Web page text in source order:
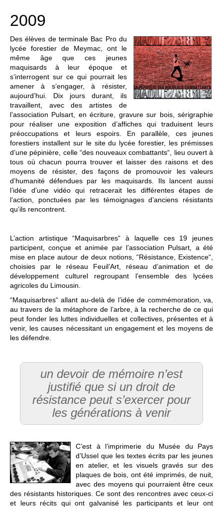
2009
Des élèves de terminale Bac Pro du
lycée forestier de Meymac, ont le
même âge que ces jeunes
maquisards à leur époque et
s’interrogent sur ce qui pourrait les
amener à s’engager, à résister,
aujourd’hui. Dix jours durant, ils
travaillent, avec des artistes de
l’association Pulsart, en écriture, gravure sur bois, sérigraphie
pour réaliser une exposition d’affiches qui traduisent leurs
préoccupations et leurs espoirs. En parallèle, ces jeunes
forestiers installent sur le site du lycée forestier, les prémisses
d’une pépinière, celle “des nouveaux combattants“, lieu ouvert à
tous où chacun pourra trouver et laisser des raisons et des
moyens de résister, des façons de promouvoir les valeurs
d’humanité défendues par les maquisards. Ils lancent aussi
l’idée d’une vidéo qui retracerait les différentes étapes de
l’action, ponctuées par les témoignages d’anciens résistants
qu’ils rencontrent.
L’action artistique “Maquisarbres“ à laquelle ces 19 jeunes
participent, conçue et animée par l’association Pulsart, a été
mise en place autour de deux notions, “Résistance, Existence“,
choisies par le réseau Feuil’Art, réseau d’animation et de
développement culturel regroupant l’ensemble des lycées
agricoles du Limousin.
“Maquisarbres“ allant au-delà de l’idée de commémoration, va,
au travers de la métaphore de l’arbre, à la recherche de ce qui
peut fonder les luttes individuelles et collectives, présentes et à
venir, les causes nécessitant un engagement et les moyens de
les défendre.
un devoir de mémoire n’est
justifié que si un droit de
résistance peut s’exercer pour
les générations à venir
C’est à l’imprimerie du Musée du Pays
d’Ussel que les textes écrits par les jeunes
en atelier, et les visuels gravés sur des
plaques de bois, ont été imprimés, de nuit,
avec des moyens qui pourraient être ceux
des résistants historiques. Ce sont des rencontres avec ceux-ci
et leurs récits qui ont galvanisé les participants et leur ont